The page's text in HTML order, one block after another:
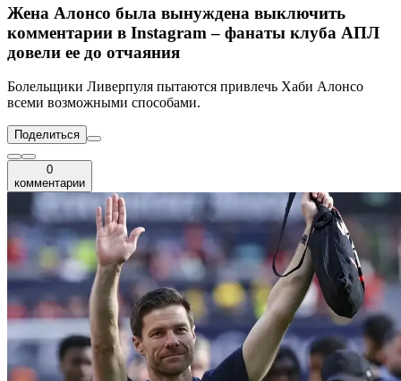
Жена Алонсо была вынуждена выключить
комментарии в Instagram – фанаты клуба АПЛ
довели ее до отчаяния
Болельщики Ливерпуля пытаются привлечь Хаби Алонсо
всеми возможными способами.
Поделиться
0
комментарии